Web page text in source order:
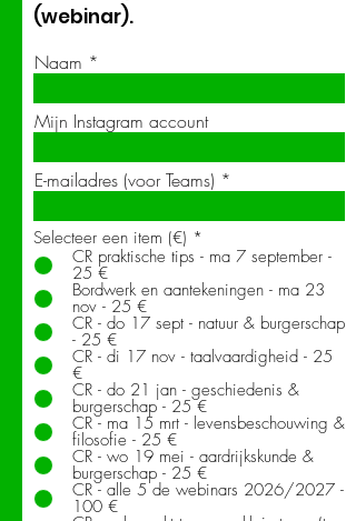
(webinar).
Naam
Mijn Instagram account
E-mailadres (voor Teams)
Selecteer een item (€) *
CR praktische tips - ma 7 september -
25 €
Bordwerk en aantekeningen - ma 23
nov - 25 €
CR - do 17 sept - natuur & burgerschap
- 25 €
CR - di 17 nov - taalvaardigheid - 25
€
CR - do 21 jan - geschiedenis &
burgerschap - 25 €
CR - ma 15 mrt - levensbeschouwing &
filosofie - 25 €
CR - wo 19 mei - aardrijkskunde &
burgerschap - 25 €
CR - alle 5 de webinars 2026/2027 -
100 €